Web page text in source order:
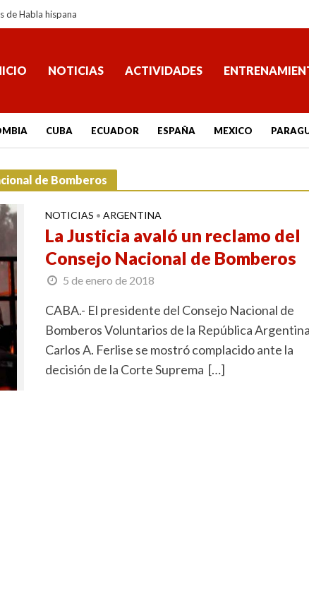
de Habla hispana
NOTICIAS ACTIVIDADES
CUBA ECUADOR ESPAÑA MEXICO
de Bomberos
NOTICIAS • ARGENTINA
La Justicia avaló un reclamo del
Consejo Nacional de Bomberos
5 de enero de 2018
CABA.- El presidente del Consejo Nacional de
Bomberos Voluntarios de la República
Carlos A. Ferlise se mostró complacido ante la
decisión de la Corte Suprema […]